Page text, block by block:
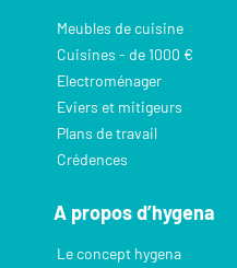
Meubles de cuisine
Cuisines - de 1000 €
Electroménager
Eviers et mitigeurs
Plans de travail
Crédences
A propos d’hygena
Le concept hygena